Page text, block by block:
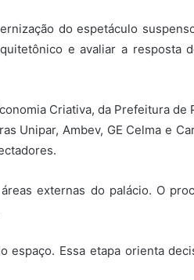
do espetáculo
e avaliar a resposta
Criativa, da Prefeitura de
Unipar, Ambev, GE Celma e
externas do palácio. O
espaço. Essa etapa orienta